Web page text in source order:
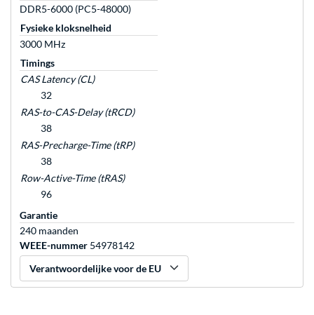
DDR5-6000 (PC5-48000)
Fysieke kloksnelheid
3000 MHz
Timings
CAS Latency (CL)
32
RAS-to-CAS-Delay (tRCD)
38
RAS-Precharge-Time (tRP)
38
Row-Active-Time (tRAS)
96
Garantie
240 maanden
WEEE-nummer 54978142
Verantwoordelijke voor de EU